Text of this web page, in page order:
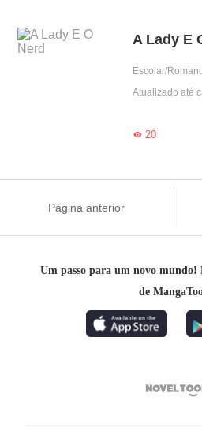
A Lady E
Escolar/
Atualizado até
20
Página anterior
Um passo para um novo mundo!
de